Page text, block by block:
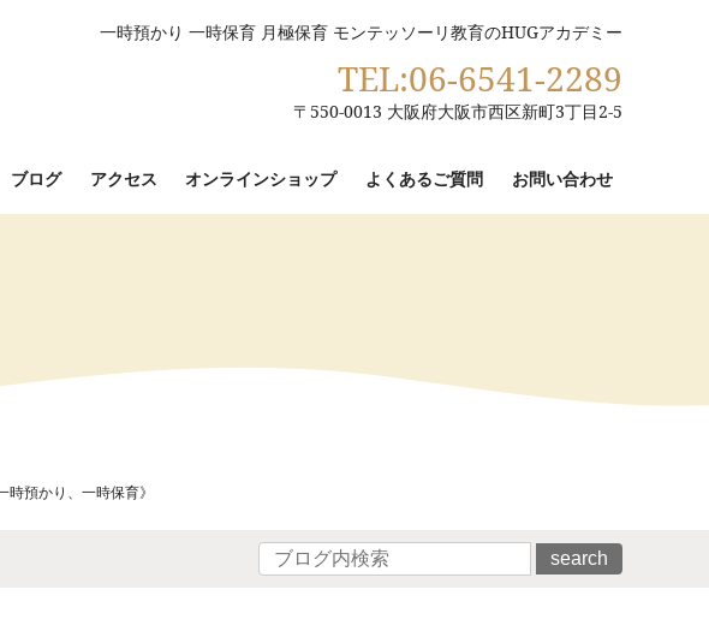
一時預かり 一時保育 月極保育 モンテッソーリ教育のHUGアカデミー
TEL:06-6541-2289
〒550-0013 大阪府大阪市西区新町3丁目2-5
ブログ アクセス オンラインショップ よくあるご質問 お問い合わせ
預かり、一時保育》
search